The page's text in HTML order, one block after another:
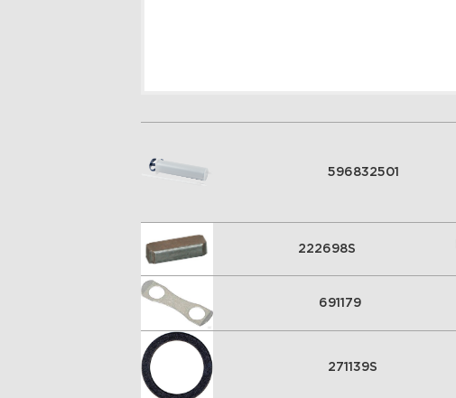
596832501
222698S
691179
271139S